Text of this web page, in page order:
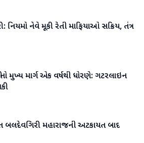
નિયમો નેવે મૂકી રેતી માફિયાઓ સક્રિય, તંત્ર
મુખ્ય માર્ગ એક વર્ષથી ધોરણે: ગટરલાઇન
મહારાજની અટકાયત બાદ